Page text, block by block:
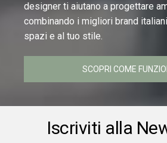
designer ti aiutano a progettare
combinando i migliori brand
spazi e al tuo stile.
SCOPRI COME
Iscriviti alla